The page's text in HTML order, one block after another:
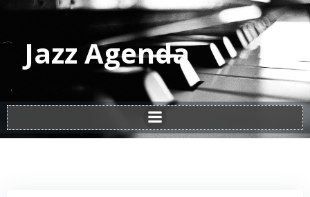
Vai
al
contenuto
Jazz Agenda